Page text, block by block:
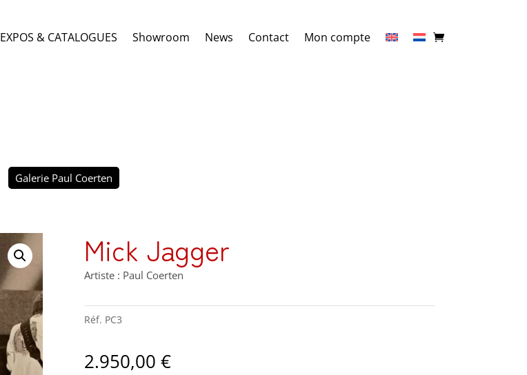
EXPOS & CATALOGUES Showroom News Contact Mon compte
Galerie Paul Coerten
Mick Jagger
Artiste : Paul Coerten
Réf. PC3
2.950,00 €